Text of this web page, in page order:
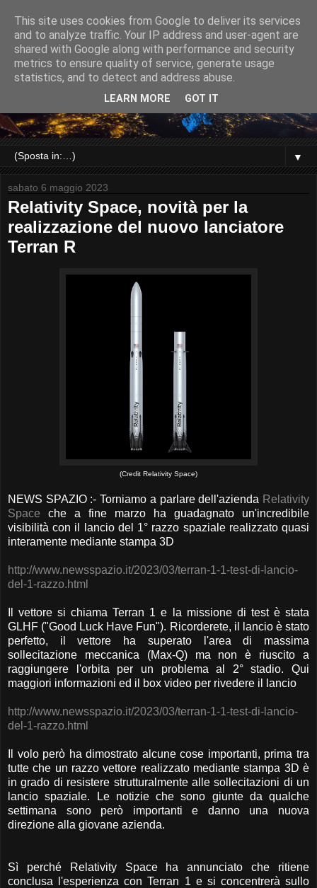
▼
sabato 6 maggio 2023
Relativity Space, novità per la
realizzazione del nuovo lanciatore
Terran R
(Credit Relativity Space)
NEWS SPAZIO :- Torniamo a parlare dell'azienda Relativity
Space che a fine marzo ha guadagnato un'incredibile
visibilità con il lancio del 1° razzo spaziale realizzato quasi
interamente mediante stampa 3D
http://www.newsspazio.it/2023/03/terran-1-1-test-di-lancio-
del-1-razzo.html
Il vettore si chiama Terran 1 e la missione di test è stata
GLHF ("Good Luck Have Fun"). Ricorderete, il lancio è stato
perfetto, il vettore ha superato l'area di massima
sollecitazione meccanica (Max-Q) ma non è riuscito a
raggiungere l'orbita per un problema al 2° stadio. Qui
maggiori informazioni ed il box video per rivedere il lancio
http://www.newsspazio.it/2023/03/terran-1-1-test-di-lancio-
del-1-razzo.html
Il volo però ha dimostrato alcune cose importanti, prima tra
tutte che un razzo vettore realizzato mediante stampa 3D è
in grado di resistere strutturalmente alle sollecitazioni di un
lancio spaziale. Le notizie che sono giunte da qualche
settimana sono però importanti e danno una nuova
direzione alla giovane azienda.
Sì perché Relativity Space ha annunciato che ritiene
conclusa l'esperienza con Terran 1 e si concentrerà sullo
This site uses cookies from Google to deliver its services
and to analyze traffic. Your IP address and user-agent are
shared with Google along with performance and security
metrics to ensure quality of service, generate usage
statistics, and to detect and address abuse.
LEARN MORE GOT IT